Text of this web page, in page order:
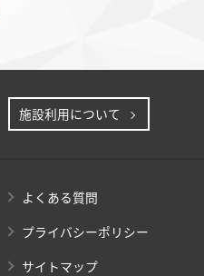
施設利用について
よくある質問
プライバシーポリシー
サイトマップ